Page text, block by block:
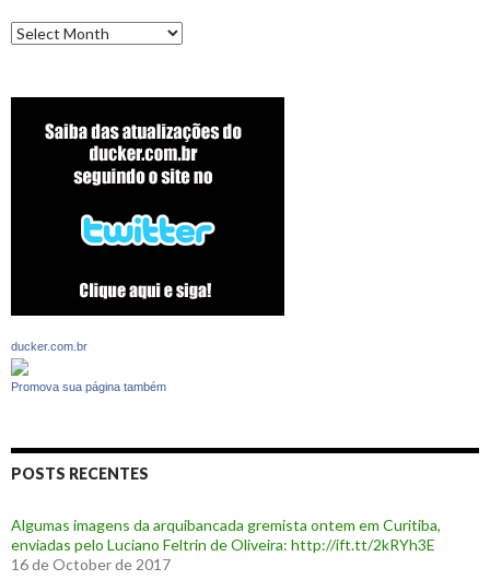
Archives
ducker.com.br
Promova sua página também
POSTS RECENTES
Algumas imagens da arquibancada gremista ontem em Curitiba,
enviadas pelo Luciano Feltrin de Oliveira: http://ift.tt/2kRYh3E
16 de October de 2017